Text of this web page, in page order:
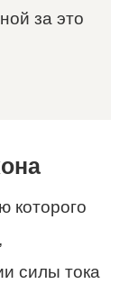
за это
которого
силы тока